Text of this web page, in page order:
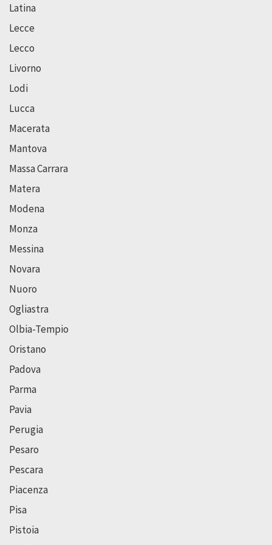
Latina
Lecce
Lecco
Livorno
Lodi
Lucca
Macerata
Mantova
Massa Carrara
Matera
Modena
Monza
Messina
Novara
Nuoro
Ogliastra
Olbia-Tempio
Oristano
Padova
Parma
Pavia
Perugia
Pesaro
Pescara
Piacenza
Pisa
Pistoia